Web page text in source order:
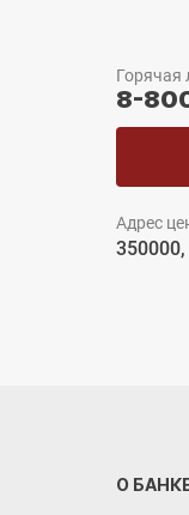
Горячая
8-
Адрес
О